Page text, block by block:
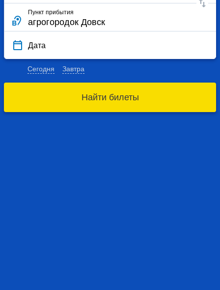
Пункт прибытия
Дата
Сегодня Завтра
Найти билеты